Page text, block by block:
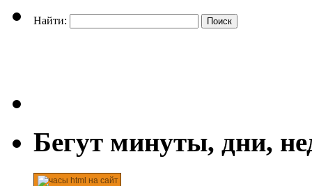
Найти:
Бегут минуты, дни,
часы html на сайт